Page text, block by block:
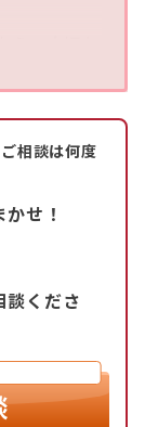
、大切な
働審判や裁
職をする
いう場合
一つの方
ご相談く
相談は何度
せ！
談くださ